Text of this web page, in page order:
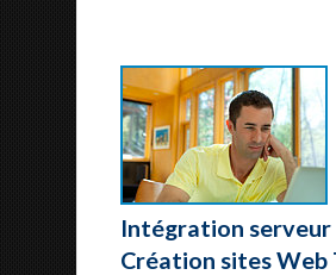
Intégration serveur
Création sites Web